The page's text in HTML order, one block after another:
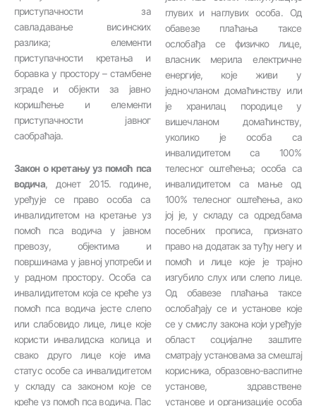
приступачности за
савладавање висинских
разлика; eлементи
приступачности кретања и
боравка у простору – стамбене
зграде и објекти за јавно
коришћење и елементи
приступачности јавног
саобраћаја.
Закон о кретању уз помоћ пса
водича, донет 2015. године,
уређује се право особа са
инвалидитетом на кретање уз
помоћ пса водича у јавном
превозу, објектима и
површинама у јавној употреби и
у радном простору. Особа са
инвалидитетом која се креће уз
помоћ пса водича јесте слепо
или слабовидо лице, лице које
користи инвалидска колица и
свако друго лице које има
статус особе са инвалидитетом
у складу са законом које се
креће уз помоћ пса водича. Пас
глувих и наглувих особа. Од
обавезе плаћања таксе
ослобађа се физичко лице,
власник мерила електричне
енергије, које живи у
једночланом домаћинству или
је хранилац породице у
вишечланом домаћинству,
уколико је особа са
инвалидитетом са 100%
телесног оштећења; особа са
инвалидитетом са мање од
100% телесног оштећења, ако
јој је, у складу са одредбама
посебних прописа, признато
право на додатак за туђу негу и
помоћ и лице које је трајно
изгубило слух или слепо лице.
Од обавезе плаћања таксе
ослобађају се и установе које
се у смислу закона који уређује
област социјалне заштите
сматрају установама за смештај
корисника, образовно-васпитне
установе, здравствене
установе и организације особа